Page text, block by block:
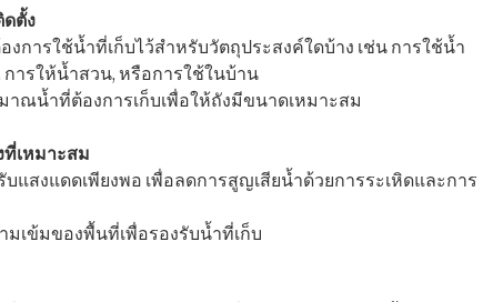
ดตั้ง
งการใช้น้ำที่เก็บไว้สำหรับวัตถุประสงค์ใดบ้าง เช่น การใช้น้ำ
ารให้น้ำสวน, หรือการใช้ในบ้าน
าณน้ำที่ต้องการเก็บเพื่อให้ถังมีขนาดเหมาะสม
ที่เหมาะสม
บแสงแดดเพียงพอ เพื่อลดการสูญเสียน้ำด้วยการระเหิดและการ
มเข้มของพื้นที่เพื่อรองรับน้ำที่เก็บ